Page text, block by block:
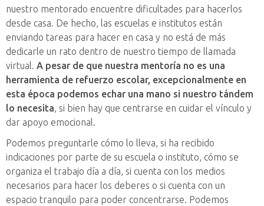
nuestro mentorado encuentre dificultades para hacerlos
desde casa. De hecho, las escuelas e institutos están
enviando tareas para hacer en casa y no está de más
dedicarle un rato dentro de nuestro tiempo de llamada
virtual. A pesar de que nuestra mentoría no es una
herramienta de refuerzo escolar, excepcionalmente en
esta época podemos echar una mano si nuestro tándem
lo necesita, si bien hay que centrarse en cuidar el vínculo y
dar apoyo emocional.
Podemos preguntarle cómo lo lleva, si ha recibido
indicaciones por parte de su escuela o instituto, cómo se
organiza el trabajo día a día, si cuenta con los medios
necesarios para hacer los deberes o si cuenta con un
espacio tranquilo para poder concentrarse. Podemos